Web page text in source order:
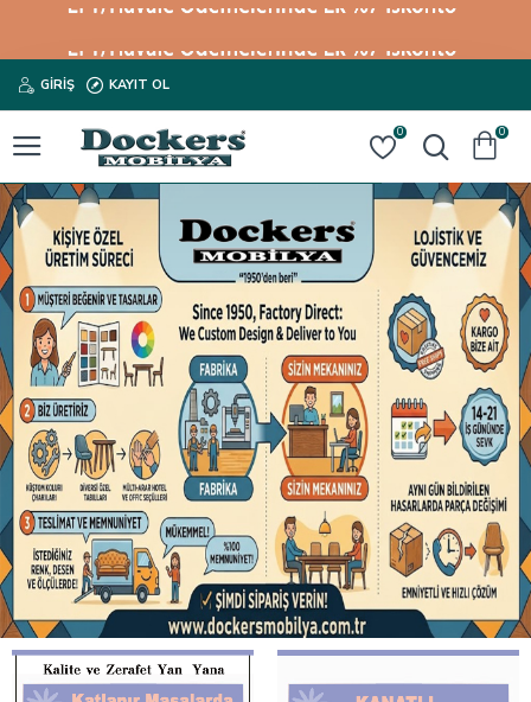
GIRIŞ KAYIT OL
0 0